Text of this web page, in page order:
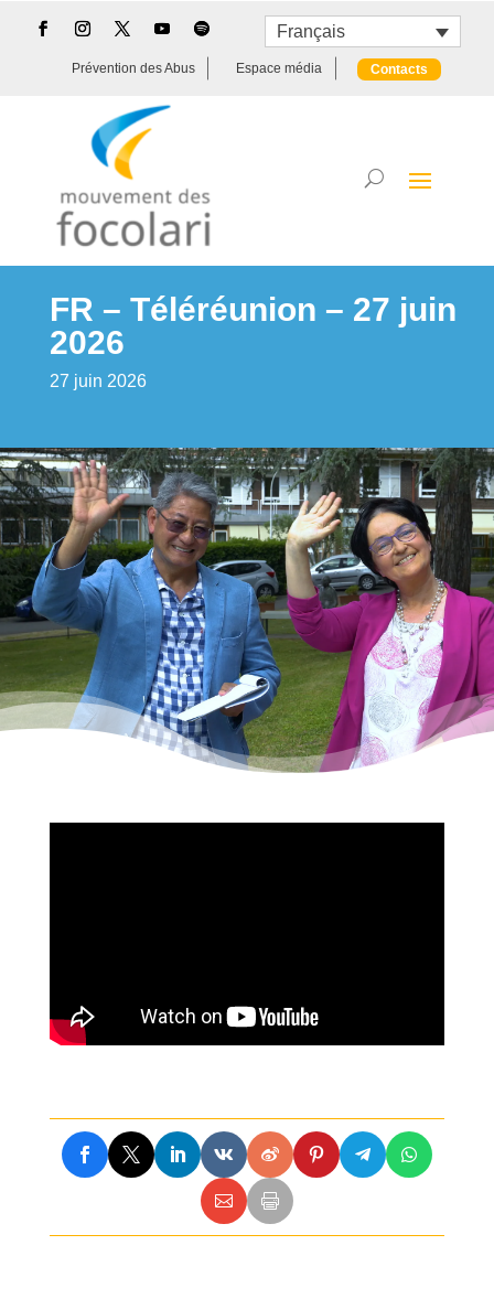
Français
Prévention des Abus Espace média Contacts
FR – Téléréunion – 27 juin
2026
27 juin 2026